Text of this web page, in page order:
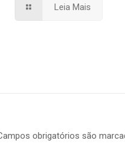
Leia Mais
obrigatórios são